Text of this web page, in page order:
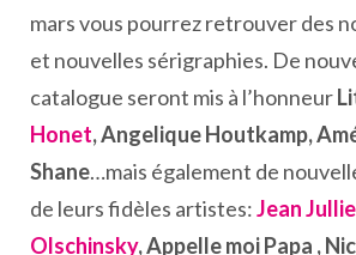
mars vous pourrez retrouver des
et nouvelles sérigraphies. De
catalogue seront mis à l’honneur
Honet, Angelique Houtkamp,
Shane…mais également de
de leurs fidèles artistes:Jean
Olschinsky, Appelle moi Papa ,